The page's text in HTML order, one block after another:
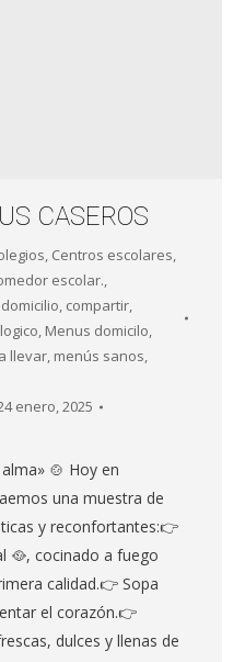
CASEROS
, Centros escolares,
escolar.,
, compartir,
, Menus domicilo,
llevar, menús sanos,
enero, 2025
🍲 Hoy en
una muestra de
y reconfortantes:👉
🥘, cocinado a fuego
calidad.👉 Sopa
el corazón.👉
dulces y llenas de